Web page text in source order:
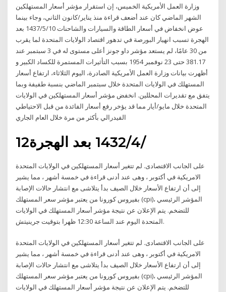
وزارة العمل الأمريكية الخميس، إن استقرار مؤشر أسعار المستهلكين
الشهر الماضي كان عند أضعف قراءة منذ يناير/كانون الثاني، وجاء بينما
عوض انخفاض في أسعار الطاقة والسيارات والشاحنات 10‏‏/5‏‏/1437 بعد
الهجرة تسبب انهيار البورصة في تدهور اقتصاد الولايات المتحدة لما يقرب
من 30 عامًا، لم يستعد مؤشر داو جونز أعلى مستوى له في 3 سبتمبر عند
381.17 حتى 23 نوفمبر 1954 بسبب التأثيرات المستمرة للكساد الكبير و
أظهرت بيانات وزارة العمل الأمريكية الصادرة، اليوم الثلاثاء، ارتفاع أسعار
المستهلك في الولايات المتحدة خلال سبتمبر الماضي بنسبة طفيفة وبما
يتفق مع تقديرات المحللين. انخفض مؤشر أسعار المستهلكين في الولايات
المتحدة خلال مايو/أيار مما قد يؤخر رفع أسعار الفائدة من قبل الاحتياطي
الفيدرالي بأكثر من مرة خلال العام الجاري
12‏‏/4‏‏/1432 بعد الهجرة
على الجانب الاقتصادى. لم تتغير أسعار المستهلكين في الولايات المتحدة
الامريكية في أكتوبر ، وهى عند أدنى قراءة في خمسة أشهر ، مما يشير
إلى أن ارتفاع الأسعار خلال الصيف بدأ يتلاشى مع انتشار حالات الإصابة
بفيروس كورونا من يعتبر مؤشر سعر المستهلك (cpi)، المؤشر الرئيسي
للتضخم. يتم الإعلان عن نتيجة مؤشر أسعار المستهلك في الولايات
المتحدة اليوم عند الساعة 12:30 ظهرا بتوقيت جرينيتش.
على الجانب الاقتصادى. لم تتغير أسعار المستهلكين في الولايات المتحدة
الامريكية في أكتوبر ، وهى عند أدنى قراءة في خمسة أشهر ، مما يشير
إلى أن ارتفاع الأسعار خلال الصيف بدأ يتلاشى مع انتشار حالات الإصابة
بفيروس كورونا من يعتبر مؤشر سعر المستهلك (cpi)، المؤشر الرئيسي
للتضخم. يتم الإعلان عن نتيجة مؤشر أسعار المستهلك في الولايات